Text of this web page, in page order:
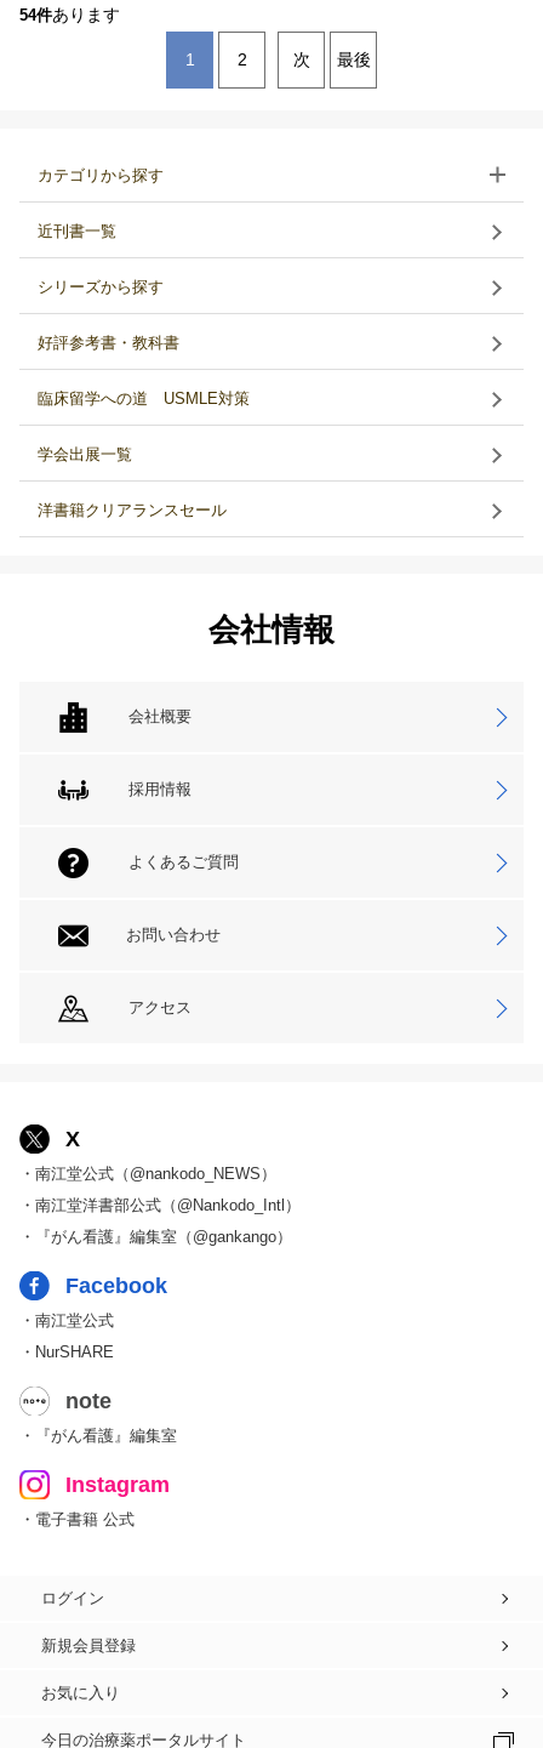
54件あります
1 2 次 最後
カテゴリから探す
近刊書一覧
シリーズから探す
好評参考書・教科書
臨床留学への道 USMLE対策
学会出展一覧
洋書籍クリアランスセール
会社情報
会社概要
採用情報
よくあるご質問
お問い合わせ
アクセス
X
・南江堂公式（@nankodo_NEWS）
・南江堂洋書部公式（@Nankodo_Intl）
・『がん看護』編集室（@gankango）
Facebook
・南江堂公式
・NurSHARE
note
・『がん看護』編集室
Instagram
・電子書籍 公式
ログイン
新規会員登録
お気に入り
今日の治療薬ポータルサイト